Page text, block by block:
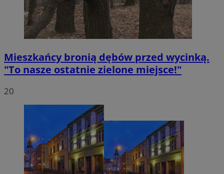
Mieszkańcy bronią dębów przed wycinką.
"To nasze ostatnie zielone miejsce!"
20